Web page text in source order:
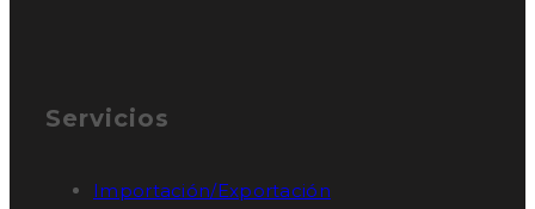
Servicios
Importación/Exportación